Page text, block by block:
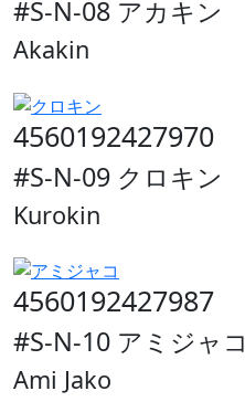
#S-N-08 アカキン
Akakin
4560192427970
#S-N-09 クロキン
Kurokin
4560192427987
#S-N-10 アミジャコ
Ami Jako